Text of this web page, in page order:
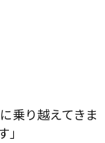
乗り越えてきま